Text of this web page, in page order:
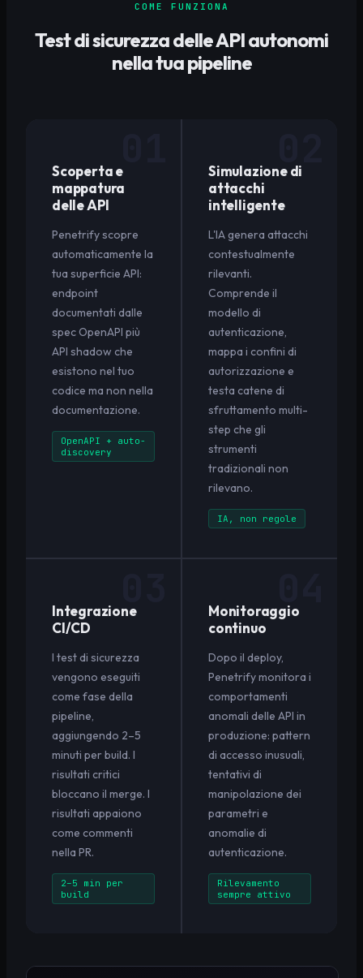
COME FUNZIONA
Test di sicurezza delle API autonomi
nella tua pipeline
Scoperta e
mappatura
delle API
Penetrify scopre
automaticamente la
tua superficie API:
endpoint
documentati dalle
spec OpenAPI più
API shadow che
esistono nel tuo
codice ma non nella
documentazione.
OpenAPI + auto-
discovery
Simulazione di
attacchi
intelligente
L'IA genera attacchi
contestualmente
rilevanti.
Comprende il
modello di
autenticazione,
mappa i confini di
autorizzazione e
testa catene di
sfruttamento multi-
step che gli
strumenti
tradizionali non
rilevano.
IA, non regole
Integrazione
CI/CD
I test di sicurezza
vengono eseguiti
come fase della
pipeline,
aggiungendo 2–5
minuti per build. I
risultati critici
bloccano il merge. I
risultati appaiono
come commenti
nella PR.
2–5 min per
build
Monitoraggio
continuo
Dopo il deploy,
Penetrify monitora i
comportamenti
anomali delle API in
produzione: pattern
di accesso inusuali,
tentativi di
manipolazione dei
parametri e
anomalie di
autenticazione.
Rilevamento
sempre attivo